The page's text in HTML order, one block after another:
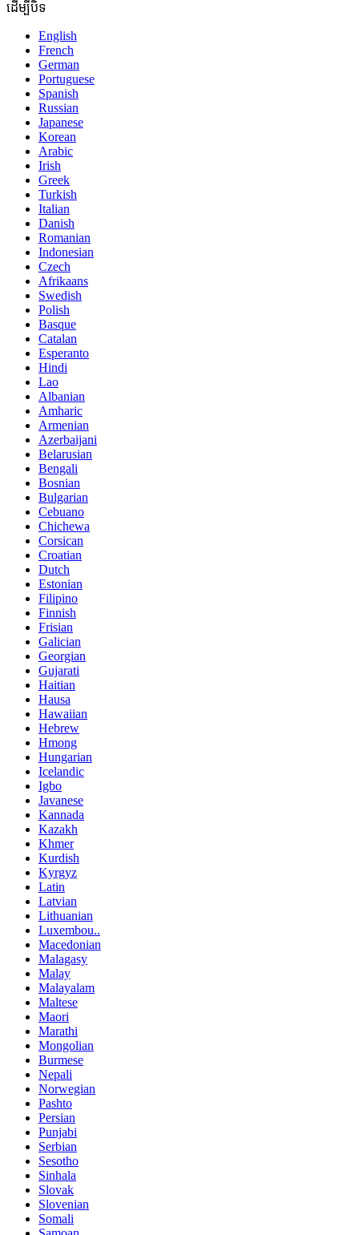
ដើម្បីបិទ
English
French
German
Portuguese
Spanish
Russian
Japanese
Korean
Arabic
Irish
Greek
Turkish
Italian
Danish
Romanian
Indonesian
Czech
Afrikaans
Swedish
Polish
Basque
Catalan
Esperanto
Hindi
Lao
Albanian
Amharic
Armenian
Azerbaijani
Belarusian
Bengali
Bosnian
Bulgarian
Cebuano
Chichewa
Corsican
Croatian
Dutch
Estonian
Filipino
Finnish
Frisian
Galician
Georgian
Gujarati
Haitian
Hausa
Hawaiian
Hebrew
Hmong
Hungarian
Icelandic
Igbo
Javanese
Kannada
Kazakh
Khmer
Kurdish
Kyrgyz
Latin
Latvian
Lithuanian
Luxembou..
Macedonian
Malagasy
Malay
Malayalam
Maltese
Maori
Marathi
Mongolian
Burmese
Nepali
Norwegian
Pashto
Persian
Punjabi
Serbian
Sesotho
Sinhala
Slovak
Slovenian
Somali